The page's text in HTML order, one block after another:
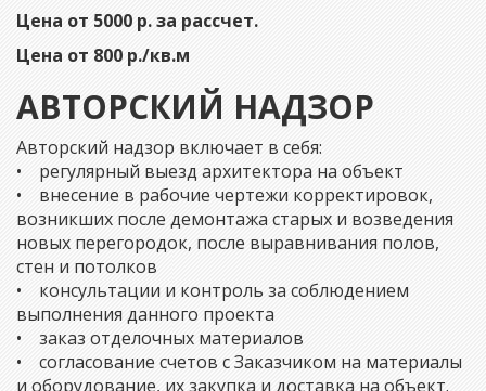
Цена от 5000 р. за рассчет.
Цена от 800 р./кв.м
АВТОРСКИЙ НАДЗОР
Авторский надзор включает в себя:
• регулярный выезд архитектора на объект
• внесение в рабочие чертежи корректировок,
возникших после демонтажа старых и возведения
новых перегородок, после выравнивания полов,
стен и потолков
• консультации и контроль за соблюдением
выполнения данного проекта
• заказ отделочных материалов
• согласование счетов с Заказчиком на материалы
и оборудование, их закупка и доставка на объект.